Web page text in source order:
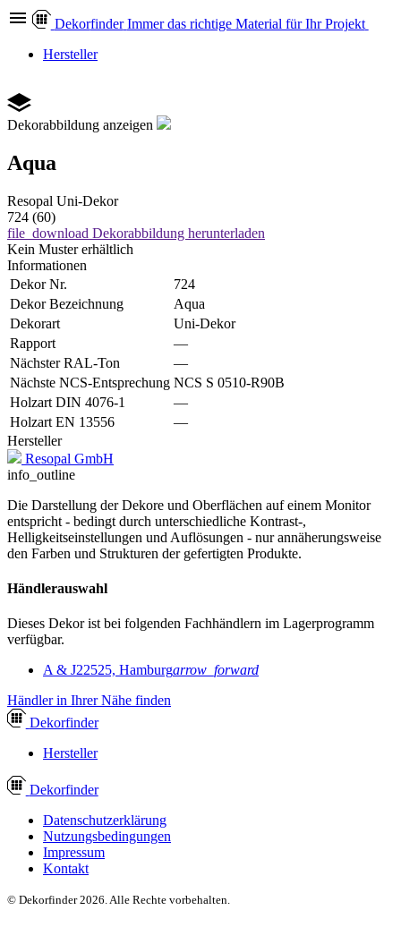
Dekorfinder Immer das richtige Material für Ihr Projekt
Hersteller
Dekorabbildung anzeigen
Aqua
Resopal Uni-Dekor
724 (60)
file_download Dekorabbildung herunterladen
Kein Muster erhältlich
Informationen
Dekor Nr.
724
Dekor Bezeichnung
Aqua
Dekorart
Uni-Dekor
Rapport
—
Nächster RAL-Ton
—
Nächste NCS-Entsprechung NCS S 0510-R90B
Holzart DIN 4076-1
—
Holzart EN 13556
—
Hersteller
Resopal GmbH
info_outline
Die Darstellung der Dekore und Oberflächen auf einem Monitor
entspricht - bedingt durch unterschiedliche Kontrast-,
Helligkeitseinstellungen und Auflösungen - nur annäherungsweise
den Farben und Strukturen der gefertigten Produkte.
Händlerauswahl
Dieses Dekor ist bei folgenden Fachhändlern im Lagerprogramm
verfügbar.
A & J22525, Hamburgarrow_forward
Händler in Ihrer Nähe finden
Dekorfinder
Hersteller
Dekorfinder
Datenschutzerklärung
Nutzungsbedingungen
Impressum
Kontakt
© Dekorfinder 2026. Alle Rechte vorbehalten.